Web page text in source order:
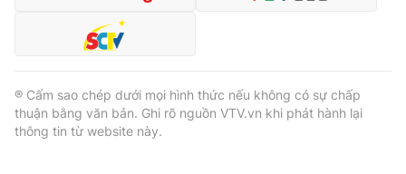
® Cấm sao chép dưới mọi hình thức nếu không có sự chấp
thuận bằng văn bản. Ghi rõ nguồn VTV.vn khi phát hành lại
thông tin từ website này.